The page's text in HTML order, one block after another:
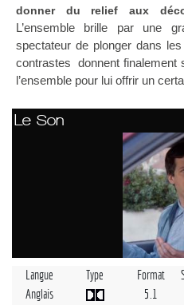
donner du relief aux
L’ensemble brille par une
spectateur de plonger dans
contrastes donnent finalement
l’ensemble pour lui offrir un
Le Son
Langue Type Format
Anglais
5.1